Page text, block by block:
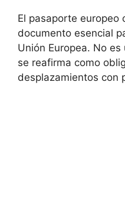
El pasaporte europeo
documento esencial
Unión Europea. No
se reafirma como
desplazamientos con